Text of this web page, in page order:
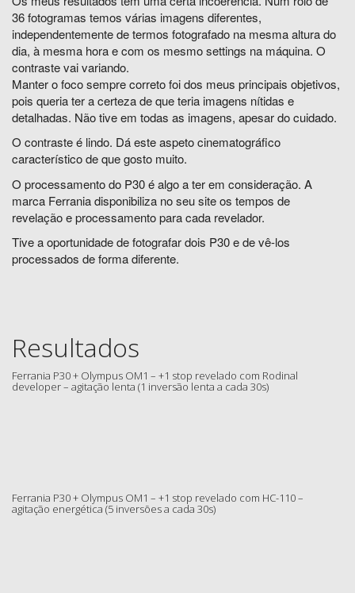
36 fotogramas temos várias imagens diferentes,
independentemente de termos fotografado na mesma altura do
dia, à mesma hora e com os mesmo settings na máquina. O
contraste vai variando.
Manter o foco sempre correto foi dos meus principais objetivos,
pois queria ter a certeza de que teria imagens nítidas e
detalhadas. Não tive em todas as imagens, apesar do cuidado.
O contraste é lindo. Dá este aspeto cinematográfico
característico de que gosto muito.
O processamento do P30 é algo a ter em consideração. A
marca Ferrania disponibiliza no seu site os tempos de
revelação e processamento para cada revelador.
Tive a oportunidade de fotografar dois P30 e de vê-los
processados de forma diferente.
Resultados
Ferrania P30 + Olympus OM1 – +1 stop revelado com Rodinal
developer – agitação lenta (1 inversão lenta a cada 30s)
Ferrania P30 + Olympus OM1 – +1 stop revelado com HC-110 –
agitação energética (5 inversões a cada 30s)